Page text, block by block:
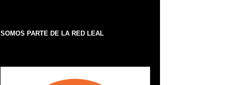
SOMOS PARTE DE LA RED LEAL